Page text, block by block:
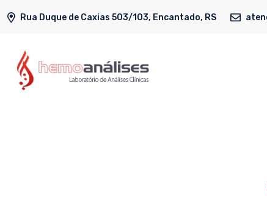
Rua Duque de Caxias 503/103, Encantado, RS